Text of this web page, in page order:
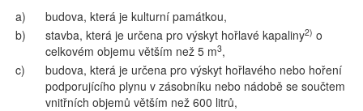
a)
budova, která je kulturní památkou,
b)
stavba, která je určena pro výskyt hořlavé kapaliny2) o
celkovém objemu větším než 5 m3,
c)
budova, která je určena pro výskyt hořlavého nebo hoření
podporujícího plynu v zásobníku nebo nádobě se součtem
vnitřních objemů větším než 600 litrů,